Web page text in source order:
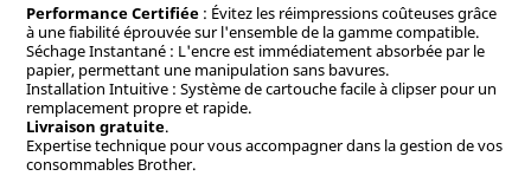
Performance Certifiée: Évitez les réimpressions coûteuses grâce
à une fiabilité éprouvée sur l'ensemble de la gamme compatible.
Séchage Instantané : L'encre est immédiatement absorbée par le
papier, permettant une manipulation sans bavures.
Installation Intuitive : Système de cartouche facile à clipser pour un
remplacement propre et rapide.
Livraison gratuite.
Expertise technique pour vous accompagner dans la gestion de vos
consommables Brother.